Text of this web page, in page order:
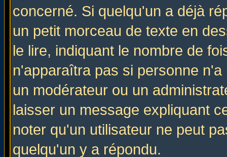
concerné. Si quelqu'un a déjà
un petit morceau de texte en
le lire, indiquant le nombre de
n'apparaîtra pas si personne
un modérateur ou un
laisser un message expliquant
noter qu'un utilisateur ne peut
quelqu'un y a répondu.